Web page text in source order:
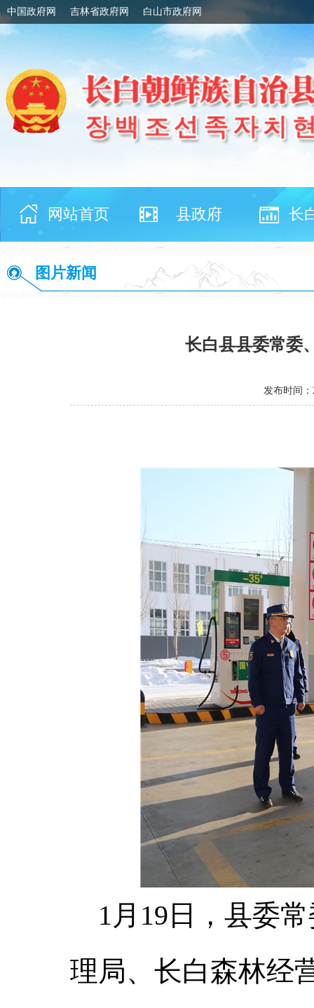
中国政府网 吉林省政府网 白山市政府网
网站首页 县政府 长
图片新闻
长白县县委常委
发布时间：
1月19日，县委
理局、长白森林经